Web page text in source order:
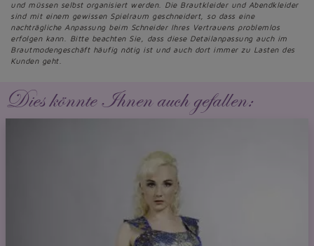
und müssen selbst organisiert werden. Die Brautkleider und Abendkleider
sind mit einem gewissen Spielraum geschneidert, so dass eine
nachträgliche Anpassung beim Schneider Ihres Vertrauens problemlos
erfolgen kann. Bitte beachten Sie, dass diese Detailanpassung auch im
Brautmodengeschäft häufig nötig ist und auch dort immer zu Lasten des
Kunden geht.
Dies könnte Ihnen auch gefallen: